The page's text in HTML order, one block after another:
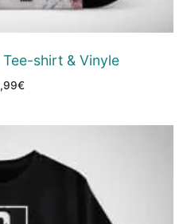
shirt & Vinyle
€